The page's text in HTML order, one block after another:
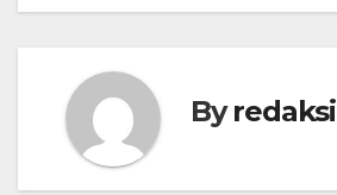
Byredaksi